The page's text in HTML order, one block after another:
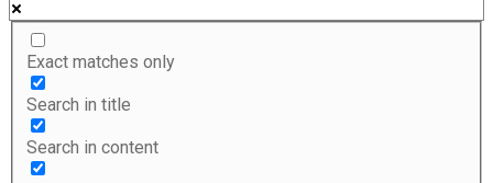
Exact matches only
Search in title
Search in content